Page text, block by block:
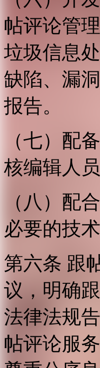
帖评论管
垃圾信息
缺陷、漏
报告。
（七）配
核编辑人
（八）配
必要的技
第六条 跟
议，明确
法律法规
帖评论服